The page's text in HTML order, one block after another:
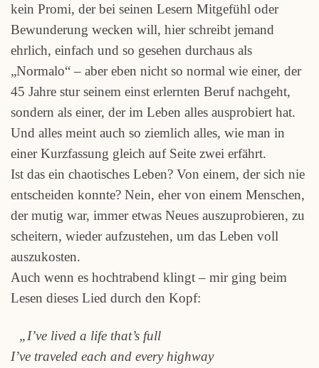
kein Promi, der bei seinen Lesern Mitgefühl oder
Bewunderung wecken will, hier schreibt jemand
ehrlich, einfach und so gesehen durchaus als
„Normalo“ – aber eben nicht so normal wie einer, der
45 Jahre stur seinem einst erlernten Beruf nachgeht,
sondern als einer, der im Leben alles ausprobiert hat.
Und alles meint auch so ziemlich alles, wie man in
einer Kurzfassung gleich auf Seite zwei erfährt.
Ist das ein chaotisches Leben? Von einem, der sich nie
entscheiden konnte? Nein, eher von einem Menschen,
der mutig war, immer etwas Neues auszuprobieren, zu
scheitern, wieder aufzustehen, um das Leben voll
auszukosten.
Auch wenn es hochtrabend klingt – mir ging beim
Lesen dieses Lied durch den Kopf:
„I’ve lived a life that’s full
I’ve traveled each and every highway